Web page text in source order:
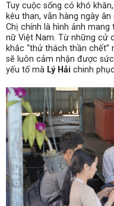
Tuy cuộc sống có khó
kêu than, vẫn hàng ngày
Chị chính là hình ảnh
nữ Việt Nam. Từ những cử
khắc “thử thách thần chết”
sẽ luôn cảm nhận được
yếu tố mà Lý Hải chinh